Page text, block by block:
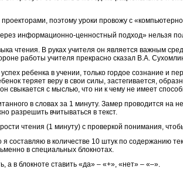
поэтому уроки провожу с
информационно-ценностный подход» нельзя
чтения. В руках учителя он является важным
работы учителя прекрасно сказал В.А.
ребенка в учении, только гордое сознание и
теряет веру в свои силы, застегивается,
свыкается с мыслью, что ни к чему не имеет
в словах за 1 минуту. Замер проводится
разрешить вчитываться в текст.
чтения (1 минуту) с проверкой понимания,
составляю в количестве 10 штук по содержанию
в специальных блокнотах.
в блокноте ставить «да» – «+», «нет» – «–».